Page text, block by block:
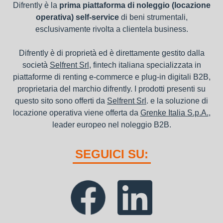
Difrently è la prima piattaforma di noleggio (locazione
operativa) self-servicedi beni strumentali,
esclusivamente rivolta a clientela business.
Difrently è di proprietà ed è direttamente gestito dalla
società Selfrent Srl , fintech italiana specializzata in
piattaforme di renting e-commerce e plug-in digitali B2B,
proprietaria del marchio difrently. I prodotti presenti su
questo sito sono offerti da Selfrent Srl . e la soluzione di
locazione operativa viene offerta da Grenke Italia S.p.A.,
leader europeo nel noleggio B2B.
SEGUICI SU: